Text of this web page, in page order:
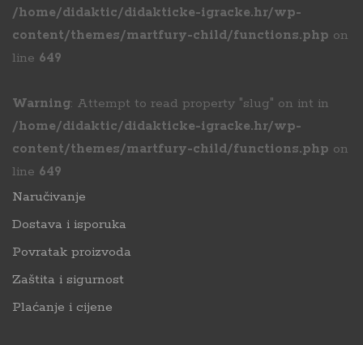
/home/didaktic/didakticke-igracke.hr/wp-
content/themes/martfury-child/functions.php on
line 649
Warning: Attempt to read property "slug" on int in
/home/didaktic/didakticke-igracke.hr/wp-
content/themes/martfury-child/functions.php on
line 649
Naručivanje
Dostava i isporuka
Povratak proizvoda
Zaštita i sigurnost
Plaćanje i cijene